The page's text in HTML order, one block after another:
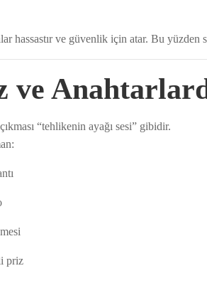
hassastır ve güvenlik için atar. Bu
ve
“tehlikenin ayağı sesi” gibidir.
priz